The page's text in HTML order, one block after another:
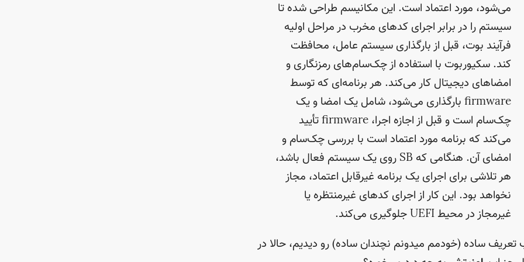
می‌شود، مورد اعتماد است. این مکانیسم طراحی شده تا
سیستم را در برابر اجرای کدهای مخرب در مراحل اولیه
فرآیند بوت، قبل از بارگذاری سیستم عامل، محافظت
کند. سکیور‌بوت با استفاده از چک‌سام‌های رمزنگاری و
امضاهای دیجیتال کار می‌کند. هر برنامه‌ای که توسط
firmware بارگذاری می‌شود، شامل یک امضا و یک
چک‌سام است و قبل از اجازه اجرا، firmware تأیید
می‌کند که برنامه مورد اعتماد است با بررسی چک‌سام و
امضای آن. هنگامی که SB روی یک سیستم فعال باشد،
هر تلاشی برای اجرای یک برنامه غیرقابل اعتماد، مجاز
نخواهد بود. این کار از اجرای کدهای غیرمنتظره یا
غیرمجاز در محیط UEFI جلوگیری می‌کند.
ساده (خودمم میدونم نچندان ساده) رو دیدیم، حالا در